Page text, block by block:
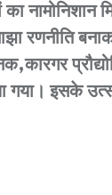
रणनीति
इसके